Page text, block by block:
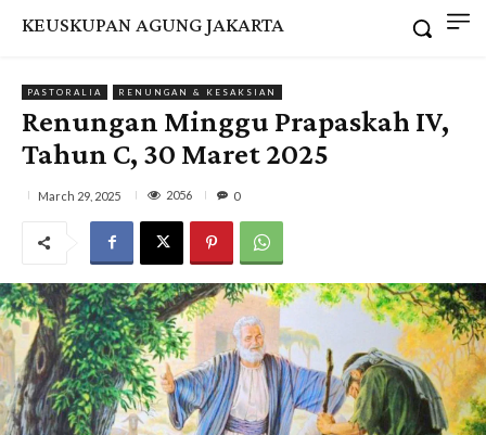
KEUSKUPAN AGUNG JAKARTA
PASTORALIA RENUNGAN & KESAKSIAN
Renungan Minggu Prapaskah IV,
Tahun C, 30 Maret 2025
March 29, 2025 2056 0